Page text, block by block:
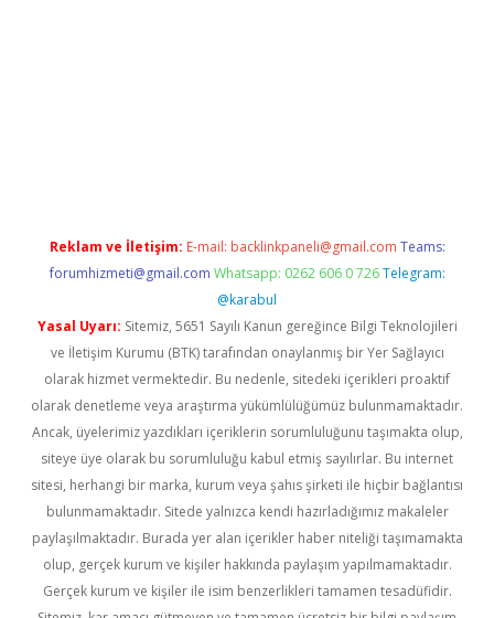
Reklam ve İletişim: E-mail: backlinkpaneli@gmail.com Teams:
forumhizmeti@gmail.com Whatsapp: 0262 606 0 726 Telegram:
@karabul
Yasal Uyarı: Sitemiz, 5651 Sayılı Kanun gereğince Bilgi Teknolojileri
ve İletişim Kurumu (BTK) tarafından onaylanmış bir Yer Sağlayıcı
olarak hizmet vermektedir. Bu nedenle, sitedeki içerikleri proaktif
olarak denetleme veya araştırma yükümlülüğümüz bulunmamaktadır.
Ancak, üyelerimiz yazdıkları içeriklerin sorumluluğunu taşımakta olup,
siteye üye olarak bu sorumluluğu kabul etmiş sayılırlar. Bu internet
sitesi, herhangi bir marka, kurum veya şahıs şirketi ile hiçbir bağlantısı
bulunmamaktadır. Sitede yalnızca kendi hazırladığımız makaleler
paylaşılmaktadır. Burada yer alan içerikler haber niteliği taşımamakta
olup, gerçek kurum ve kişiler hakkında paylaşım yapılmamaktadır.
Gerçek kurum ve kişiler ile isim benzerlikleri tamamen tesadüfidir.